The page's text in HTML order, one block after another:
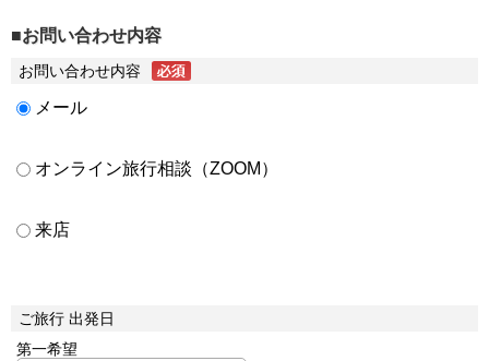
■お問い合わせ内容
お問い合わせ内容
メール
オンライン旅行相談（ZOOM）
来店
ご旅行 出発日
第一希望